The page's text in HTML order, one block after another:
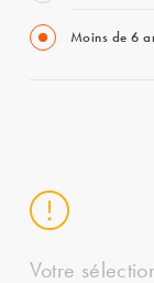
Moins de 6
Votre